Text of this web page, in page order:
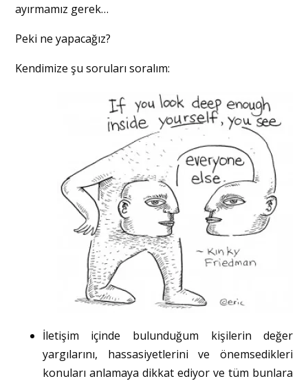
ayırmamız gerek…
Peki ne yapacağız?
Kendimize şu soruları soralım:
İletişim içinde bulunduğum kişilerin değer
yargılarını, hassasiyetlerini ve önemsedikleri
konuları anlamaya dikkat ediyor ve tüm bunlara